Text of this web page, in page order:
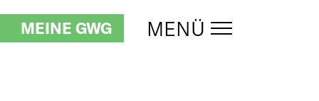
MEINE GWG MENÜ